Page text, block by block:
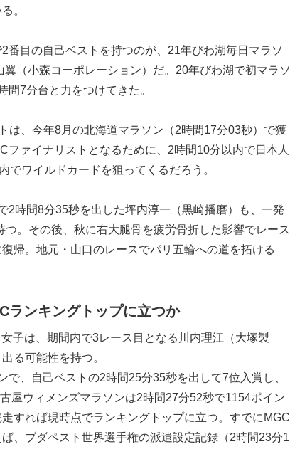
。
番目の自己ベストを持つのが、21年びわ湖毎日マラソ
（小森コーポレーション）だ。20年びわ湖で初マラソ
間7分台と力をつけてきた。
は、今年8月の北海道マラソン（2時間17分03秒）で獲
ファイナリストとなるために、2時間10分以内で日本人
でワイルドカードを狙ってくるだろう。
2時間8分35秒を出した坪内淳一（黒崎播磨）も、一発
つ。その後、秋に右大腿骨を疲労骨折した影響でレース
帰。地元・山口のレースでパリ五輪への道を拓ける
ランキングトップに立つか
子は、期間内で3レース目となる川内理江（大塚製
る可能性を持つ。
で、自己ベストの2時間25分35秒を出して7位入賞し、
屋ウィメンズマラソンは2時間27分52秒で1154ポイン
すれば現時点でランキングトップに立つ。すでにMGC
、ブダペスト世界選手権の派遣設定記録（2時間23分1